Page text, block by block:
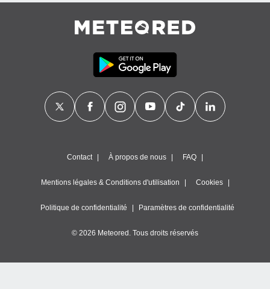
Contact À propos de nous FAQ
Mentions légales & Conditions d'utilisation Cookies
Politique de confidentialité Paramètres de confidentialité
© 2026 Meteored. Tous droits réservés